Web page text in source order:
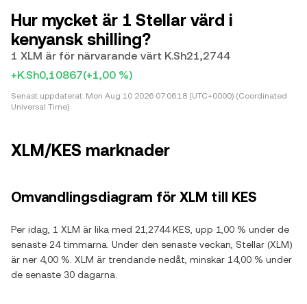
Hur mycket är 1 Stellar värd i
kenyansk shilling?
1 XLM är för närvarande värt K.Sh21,2744
+K.Sh0,10867(+1,00 %)
Senast uppdaterat: Mon Aug 10 2026 07:06:18 (UTC+0000) (Coordinated
Universal Time)
XLM/KES marknader
Omvandlingsdiagram för XLM till KES
Per idag, 1 XLM är lika med 21,2744 KES, upp 1,00 % under de
senaste 24 timmarna. Under den senaste veckan, Stellar (XLM)
är ner 4,00 %. XLM är trendande nedåt, minskar 14,00 % under
de senaste 30 dagarna.